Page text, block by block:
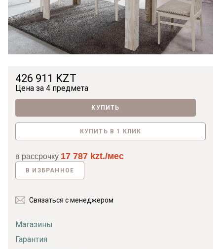
426 911 KZT
Цена за 4 предмета
КУПИТЬ
КУПИТЬ В 1 КЛИК
в рассрочку 17 787 kzt./мес
В ИЗБРАННОЕ
Связаться с менеджером
Магазины
Гарантия